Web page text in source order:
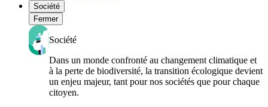
Société
Fermer
Société
Dans un monde confronté au changement climatique et
à la perte de biodiversité, la transition écologique devient
un enjeu majeur, tant pour nos sociétés que pour chaque
citoyen.